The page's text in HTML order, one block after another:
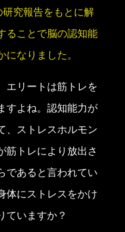
研究報告をもとに解
ることで脳の認知能
なりました。
エリートは筋トレを
すよね。認知能力が
、ストレスホルモン
筋トレにより放出さ
であると言われてい
体にストレスをかけ
ていますか？